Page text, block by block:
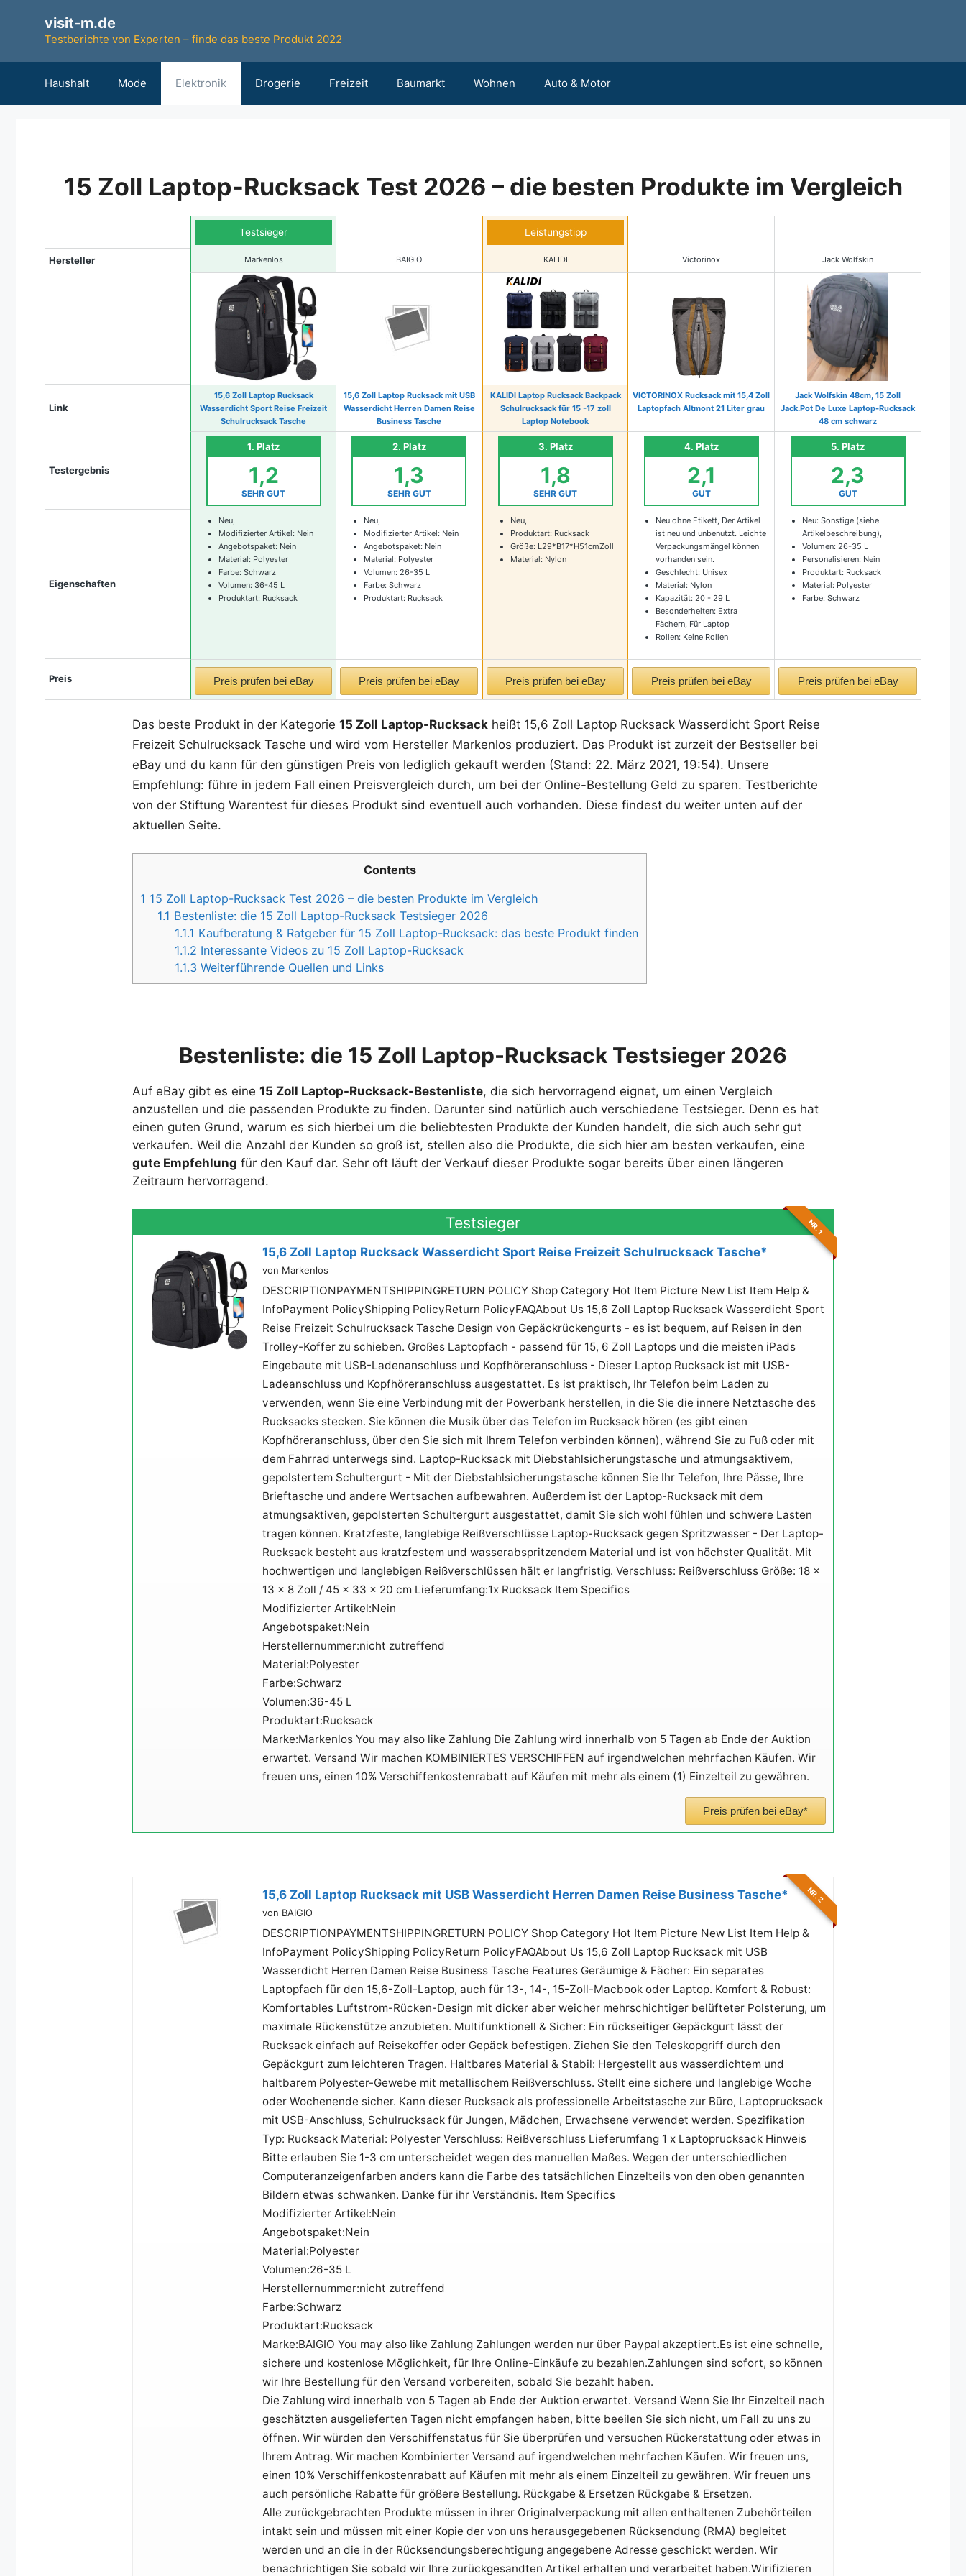
springen
visit-m.de
Testberichte von Experten – finde das beste Produkt 2022
Haushalt Mode Elektronik Drogerie Freizeit Baumarkt Wohnen Auto & Motor
15 Zoll Laptop-Rucksack Test 2026 – die besten Produkte im Vergleich
Testsieger Leistungstipp
Hersteller Markenlos BAIGIO KALIDI Victorinox Jack Wolfskin
Link
15,6 Zoll Laptop Rucksack
Wasserdicht Sport Reise Freizeit
Schulrucksack Tasche
15,6 Zoll Laptop Rucksack mit USB
Wasserdicht Herren Damen Reise
Business Tasche
KALIDI Laptop Rucksack Backpack
Schulrucksack für 15 -17 zoll
Laptop Notebook
VICTORINOX Rucksack mit 15,4 Zoll
Laptopfach Altmont 21 Liter grau
Jack Wolfskin 48cm, 15 Zoll
Jack.Pot De Luxe Laptop-Rucksack
48 cm schwarz
Testergebnis
1. Platz
1,2
SEHR GUT
2. Platz
1,3
SEHR GUT
3. Platz
1,8
SEHR GUT
4. Platz
2,1
GUT
5. Platz
2,3
GUT
Eigenschaften
Neu,
Modifizierter Artikel: Nein
Angebotspaket: Nein
Material: Polyester
Farbe: Schwarz
Volumen: 36-45 L
Produktart: Rucksack
Neu,
Modifizierter Artikel: Nein
Angebotspaket: Nein
Material: Polyester
Volumen: 26-35 L
Farbe: Schwarz
Produktart: Rucksack
Neu,
Produktart: Rucksack
Größe: L29*B17*H51cmZoll
Material: Nylon
Neu ohne Etikett, Der Artikel
ist neu und unbenutzt. Leichte
Verpackungsmängel können
vorhanden sein.
Geschlecht: Unisex
Material: Nylon
Kapazität: 20 - 29 L
Besonderheiten: Extra
Fächern, Für Laptop
Rollen: Keine Rollen
Neu: Sonstige (siehe
Artikelbeschreibung),
Volumen: 26-35 L
Personalisieren: Nein
Produktart: Rucksack
Material: Polyester
Farbe: Schwarz
Preis Preis prüfen bei eBay Preis prüfen bei eBay Preis prüfen bei eBay Preis prüfen bei eBay Preis prüfen bei eBay
Das beste Produkt in der Kategorie 15 Zoll Laptop-Rucksack heißt 15,6 Zoll Laptop Rucksack Wasserdicht Sport Reise
Freizeit Schulrucksack Tasche und wird vom Hersteller Markenlos produziert. Das Produkt ist zurzeit der Bestseller bei
eBay und du kann für den günstigen Preis von lediglich gekauft werden (Stand: 22. März 2021, 19:54). Unsere
Empfehlung: führe in jedem Fall einen Preisvergleich durch, um bei der Online-Bestellung Geld zu sparen. Testberichte
von der Stiftung Warentest für dieses Produkt sind eventuell auch vorhanden. Diese findest du weiter unten auf der
aktuellen Seite.
Contents
1 15 Zoll Laptop-Rucksack Test 2026 – die besten Produkte im Vergleich
1.1 Bestenliste: die 15 Zoll Laptop-Rucksack Testsieger 2026
1.1.1 Kaufberatung & Ratgeber für 15 Zoll Laptop-Rucksack: das beste Produkt finden
1.1.2 Interessante Videos zu 15 Zoll Laptop-Rucksack
1.1.3 Weiterführende Quellen und Links
Bestenliste: die 15 Zoll Laptop-Rucksack Testsieger 2026
Auf eBay gibt es eine 15 Zoll Laptop-Rucksack-Bestenliste, die sich hervorragend eignet, um einen Vergleich
anzustellen und die passenden Produkte zu finden. Darunter sind natürlich auch verschiedene Testsieger. Denn es hat
einen guten Grund, warum es sich hierbei um die beliebtesten Produkte der Kunden handelt, die sich auch sehr gut
verkaufen. Weil die Anzahl der Kunden so groß ist, stellen also die Produkte, die sich hier am besten verkaufen, eine
gute Empfehlung für den Kauf dar. Sehr oft läuft der Verkauf dieser Produkte sogar bereits über einen längeren
Zeitraum hervorragend.
Testsieger NR. 1
15,6 Zoll Laptop Rucksack Wasserdicht Sport Reise Freizeit Schulrucksack Tasche*
von Markenlos
DESCRIPTIONPAYMENTSHIPPINGRETURN POLICY Shop Category Hot Item Picture New List Item Help &
InfoPayment PolicyShipping PolicyReturn PolicyFAQAbout Us 15,6 Zoll Laptop Rucksack Wasserdicht Sport
Reise Freizeit Schulrucksack Tasche Design von Gepäckrückengurts - es ist bequem, auf Reisen in den
Trolley-Koffer zu schieben. Großes Laptopfach - passend für 15, 6 Zoll Laptops und die meisten iPads
Eingebaute mit USB-Ladenanschluss und Kopfhöreranschluss - Dieser Laptop Rucksack ist mit USB-
Ladeanschluss und Kopfhöreranschluss ausgestattet. Es ist praktisch, Ihr Telefon beim Laden zu
verwenden, wenn Sie eine Verbindung mit der Powerbank herstellen, in die Sie die innere Netztasche des
Rucksacks stecken. Sie können die Musik über das Telefon im Rucksack hören (es gibt einen
Kopfhöreranschluss, über den Sie sich mit Ihrem Telefon verbinden können), während Sie zu Fuß oder mit
dem Fahrrad unterwegs sind. Laptop-Rucksack mit Diebstahlsicherungstasche und atmungsaktivem,
gepolstertem Schultergurt - Mit der Diebstahlsicherungstasche können Sie Ihr Telefon, Ihre Pässe, Ihre
Brieftasche und andere Wertsachen aufbewahren. Außerdem ist der Laptop-Rucksack mit dem
atmungsaktiven, gepolsterten Schultergurt ausgestattet, damit Sie sich wohl fühlen und schwere Lasten
tragen können. Kratzfeste, langlebige Reißverschlüsse Laptop-Rucksack gegen Spritzwasser - Der Laptop-
Rucksack besteht aus kratzfestem und wasserabspritzendem Material und ist von höchster Qualität. Mit
hochwertigen und langlebigen Reißverschlüssen hält er langfristig. Verschluss: Reißverschluss Größe: 18 x
13 x 8 Zoll / 45 x 33 x 20 cm Lieferumfang:1x Rucksack Item Specifics
Modifizierter Artikel:Nein
Angebotspaket:Nein
Herstellernummer:nicht zutreffend
Material:Polyester
Farbe:Schwarz
Volumen:36-45 L
Produktart:Rucksack
Marke:Markenlos You may also like Zahlung Die Zahlung wird innerhalb von 5 Tagen ab Ende der Auktion
erwartet. Versand Wir machen KOMBINIERTES VERSCHIFFEN auf irgendwelchen mehrfachen Käufen. Wir
freuen uns, einen 10% Verschiffenkostenrabatt auf Käufen mit mehr als einem (1) Einzelteil zu gewähren.
Preis prüfen bei eBay*
NR. 2
15,6 Zoll Laptop Rucksack mit USB Wasserdicht Herren Damen Reise Business Tasche*
von BAIGIO
DESCRIPTIONPAYMENTSHIPPINGRETURN POLICY Shop Category Hot Item Picture New List Item Help &
InfoPayment PolicyShipping PolicyReturn PolicyFAQAbout Us 15,6 Zoll Laptop Rucksack mit USB
Wasserdicht Herren Damen Reise Business Tasche Features Geräumige & Fächer: Ein separates
Laptopfach für den 15,6-Zoll-Laptop, auch für 13-, 14-, 15-Zoll-Macbook oder Laptop. Komfort & Robust:
Komfortables Luftstrom-Rücken-Design mit dicker aber weicher mehrschichtiger belüfteter Polsterung, um
maximale Rückenstütze anzubieten. Multifunktionell & Sicher: Ein rückseitiger Gepäckgurt lässt der
Rucksack einfach auf Reisekoffer oder Gepäck befestigen. Ziehen Sie den Teleskopgriff durch den
Gepäckgurt zum leichteren Tragen. Haltbares Material & Stabil: Hergestellt aus wasserdichtem und
haltbarem Polyester-Gewebe mit metallischem Reißverschluss. Stellt eine sichere und langlebige Woche
oder Wochenende sicher. Kann dieser Rucksack als professionelle Arbeitstasche zur Büro, Laptoprucksack
mit USB-Anschluss, Schulrucksack für Jungen, Mädchen, Erwachsene verwendet werden. Spezifikation
Typ: Rucksack Material: Polyester Verschluss: Reißverschluss Lieferumfang 1 x Laptoprucksack Hinweis
Bitte erlauben Sie 1-3 cm unterscheidet wegen des manuellen Maßes. Wegen der unterschiedlichen
Computeranzeigenfarben anders kann die Farbe des tatsächlichen Einzelteils von den oben genannten
Bildern etwas schwanken. Danke für ihr Verständnis. Item Specifics
Modifizierter Artikel:Nein
Angebotspaket:Nein
Material:Polyester
Volumen:26-35 L
Herstellernummer:nicht zutreffend
Farbe:Schwarz
Produktart:Rucksack
Marke:BAIGIO You may also like Zahlung Zahlungen werden nur über Paypal akzeptiert.Es ist eine schnelle,
sichere und kostenlose Möglichkeit, für Ihre Online-Einkäufe zu bezahlen.Zahlungen sind sofort, so können
wir Ihre Bestellung für den Versand vorbereiten, sobald Sie bezahlt haben.
Die Zahlung wird innerhalb von 5 Tagen ab Ende der Auktion erwartet. Versand Wenn Sie Ihr Einzelteil nach
geschätzten ausgelieferten Tagen nicht empfangen haben, bitte beeilen Sie sich nicht, um Fall zu uns zu
öffnen. Wir würden den Verschiffenstatus für Sie überprüfen und versuchen Rückerstattung oder etwas in
Ihrem Antrag. Wir machen Kombinierter Versand auf irgendwelchen mehrfachen Käufen. Wir freuen uns,
einen 10% Verschiffenkostenrabatt auf Käufen mit mehr als einem Einzelteil zu gewähren. Wir freuen uns
auch persönliche Rabatte für größere Bestellung. Rückgabe & Ersetzen Rückgabe & Ersetzen.
Alle zurückgebrachten Produkte müssen in ihrer Originalverpackung mit allen enthaltenen Zubehörteilen
intakt sein und müssen mit einer Kopie der von uns herausgegebenen Rücksendung (RMA) begleitet
werden und an die in der Rücksendungsberechtigung angegebene Adresse geschickt werden. Wir
benachrichtigen Sie sobald wir Ihre zurückgesandten Artikel erhalten und verarbeitet haben.Wirifizieren